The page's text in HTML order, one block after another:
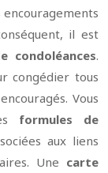
encouragements
il est
condoléances.
congédier tous
Vous
formules de
aux liens
Une carte